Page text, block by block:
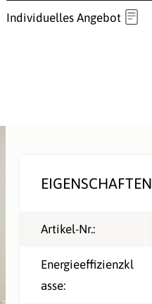
Individuelles Angebot
EIGENSCHAFTEN
Artikel-Nr.:
Energieeffizienzkl
asse: